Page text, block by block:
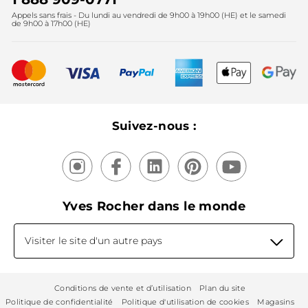
Lutte contre le travail forcé et le travail des enfants
2025
Fête des mères
Nouveautés
Recyclage
Appels sans frais - Du lundi au vendredi de 9h00 à 19h00 (HE) et le samedi
de 9h00 à 17h00 (HE)
Suivez-nous :
Yves Rocher dans le monde
Visiter le site d'un autre pays
Conditions de vente et d’utilisation
Plan du site
Politique de confidentialité
Politique d'utilisation de cookies Magasins